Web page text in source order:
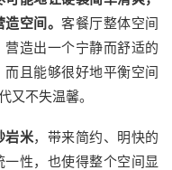
空间。 客餐厅整体空间
造出一个宁静而舒适的
且能够很好地平衡空间
又不失温馨。
岩米，带来简约、明快的
性，也使得整个空间显